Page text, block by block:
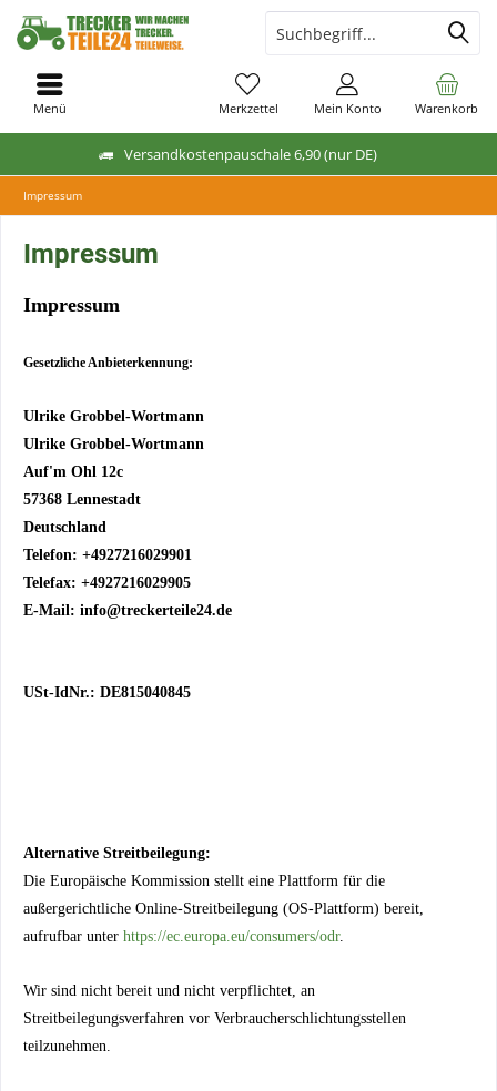
Versandkostenpauschale 6,90 (nur DE)
Warenkorb
Merkzettel Mein Konto
Menü
Impressum
Impressum
Impressum
Gesetzliche Anbieterkennung:
Ulrike Grobbel-Wortmann
Ulrike Grobbel-Wortmann
Auf'm Ohl 12c
57368 Lennestadt
Deutschland
Telefon: +4927216029901
Telefax: +4927216029905
E-Mail: info@treckerteile24.de
USt-IdNr.: DE815040845
Alternative Streitbeilegung:
Die Europäische Kommission stellt eine Plattform für die
außergerichtliche Online-Streitbeilegung (OS-Plattform) bereit,
aufrufbar unter https://ec.europa.eu/consumers/odr.
Wir sind nicht bereit und nicht verpflichtet, an
Streitbeilegungsverfahren vor Verbraucherschlichtungsstellen
teilzunehmen.